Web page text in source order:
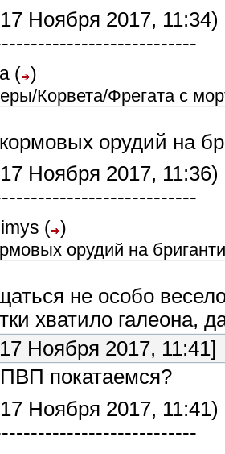
Ноября 2017, 11:34)
( )
Корвета/Фрегата с
орудий на
Ноября 2017, 11:36)
( )
орудий на
не особо
хватило галеона,
Ноября 2017, 11:41]
покатаемся?
Ноября 2017, 11:41)